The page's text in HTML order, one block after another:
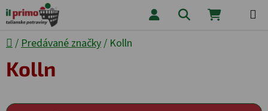
Prejsť na obsah Hľadať
Domov
/ Predávané značky/ Kolln
Kolln